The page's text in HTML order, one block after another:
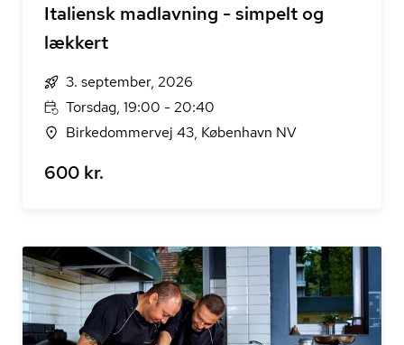
Italiensk madlavning - simpelt og
lækkert
3. september, 2026
Torsdag, 19:00 - 20:40
Birkedommervej 43, København NV
600 kr.